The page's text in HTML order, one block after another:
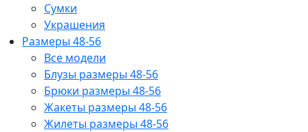
Сумки
Украшения
Размеры 48-56
Все модели
Блузы размеры 48-56
Брюки размеры 48-56
Жакеты размеры 48-56
Жилеты размеры 48-56